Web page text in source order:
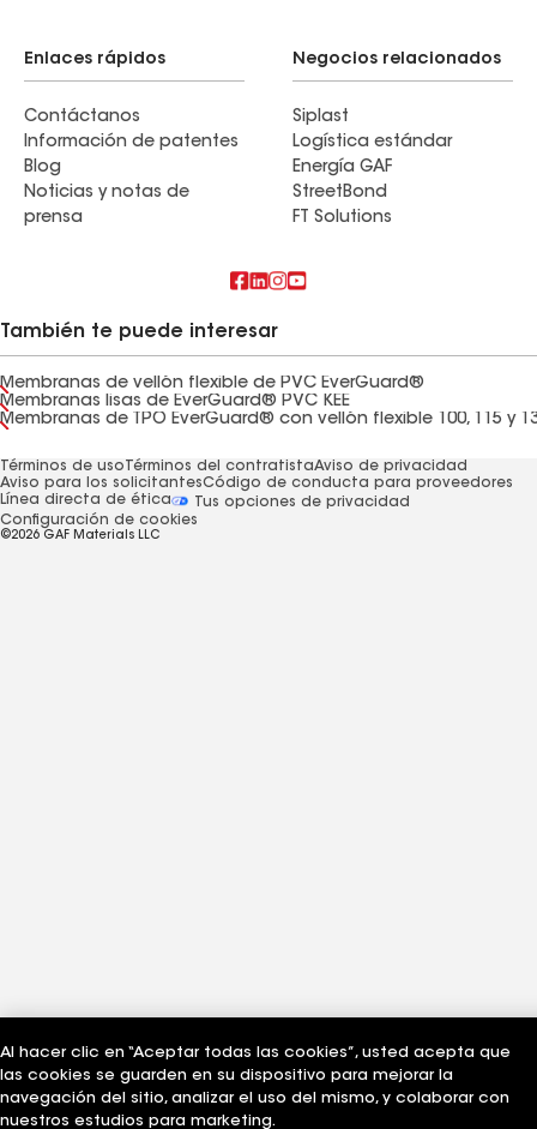
Enlaces rápidos
Contáctanos
Información de patentes
Blog
Noticias y notas de
prensa
Negocios relacionados
Siplast
Logística estándar
Energía GAF
StreetBond
FT Solutions
También te puede interesar
Membranas de vellón flexible de PVC EverGuard®
Membranas lisas de EverGuard® PVC KEE
Membranas de TPO EverGuard® con vellón flexible 100, 115 y
Términos de usoTérminos del contratistaAviso de privacidad
Aviso para los solicitantesCódigo de conducta para proveedores
Línea directa de ética
Tus opciones de privacidad
Configuración de cookies
©2026 GAF Materials LLC
Al hacer clic en “Aceptar todas las cookies”, usted acepta que
las cookies se guarden en su dispositivo para mejorar la
navegación del sitio, analizar el uso del mismo, y colaborar con
nuestros estudios para marketing.